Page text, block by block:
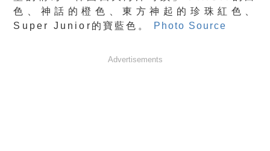
色、神話的橙色、東方神起的珍珠紅色、
Super Junior的寶藍色。
Photo Source
Advertisements